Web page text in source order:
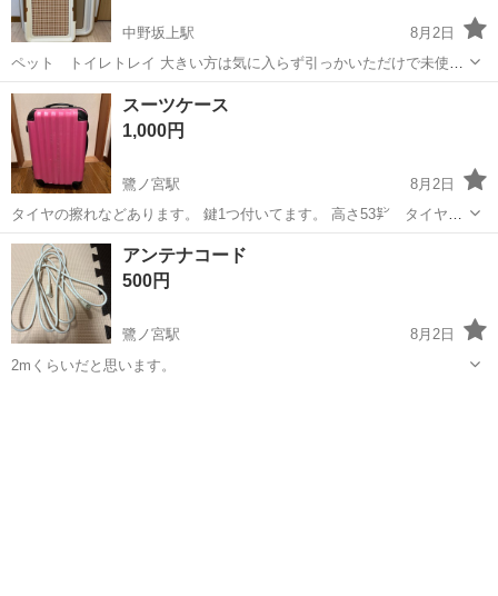
中野坂上駅
8月2日
ペット トイレトレイ 大きい方は気に入らず引っかいただけで未使用
品です。引っかき傷があります。 洗浄・アルコール消毒済み バラ売り
も相談可
東京 中野区
スーツケース
1,000円
鷺ノ宮駅
8月2日
タイヤの擦れなどあります。 鍵1つ付いてます。 高さ53㌢ タイヤ部
分入れてます 横 33㌢ 厚さ 24㌢ 素人寸法になります。
東京 中野区 鷺ノ宮駅 その他
アンテナコード
500円
鷺ノ宮駅
8月2日
2mくらいだと思います。